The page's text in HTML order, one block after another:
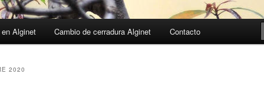
Alginet Cambio de cerradura Alginet Contacto
2020